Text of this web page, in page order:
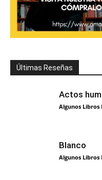
Últimas Reseñas
Actos
Algunos Libros
Blanco
Algunos Libros